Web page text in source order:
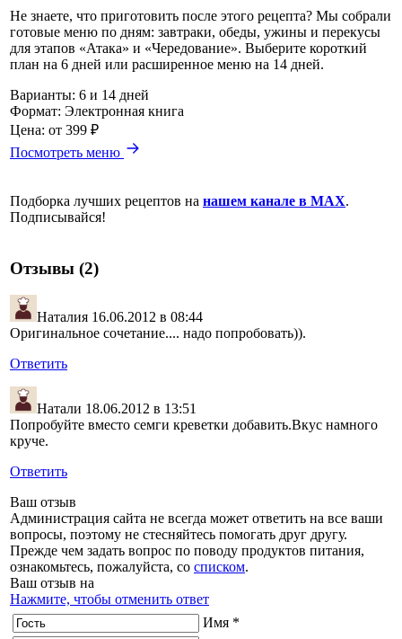
Не знаете, что приготовить после этого рецепта? Мы собрали
готовые меню по дням: завтраки, обеды, ужины и перекусы
для этапов «Атака» и «Чередование». Выберите короткий
план на 6 дней или расширенное меню на 14 дней.
Варианты: 6 и 14 дней
Формат: Электронная книга
Цена: от 399 ₽
Посмотреть меню
Подборка лучших рецептов на нашем канале в MAX.
Подписывайся!
Отзывы (2)
Наталия 16.06.2012 в 08:44
Оригинальное сочетание.... надо попробовать)).
Ответить
Натали 18.06.2012 в 13:51
Попробуйте вместо семги креветки добавить.Вкус намного
круче.
Ответить
Ваш отзыв
Администрация сайта не всегда может ответить на все ваши
вопросы, поэтому не стесняйтесь помогать друг другу.
Прежде чем задать вопрос по поводу продуктов питания,
ознакомьтесь, пожалуйста, со списком.
Ваш отзыв на
Нажмите, чтобы отменить ответ
Имя *